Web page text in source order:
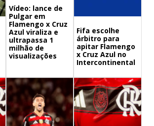
Vídeo: lance de
Pulgar em
Flamengo x Cruz
Azul viraliza e
ultrapassa 1
milhão de
visualizações
Fifa escolhe
árbitro para
apitar Flamengo
x Cruz Azul no
Intercontinental